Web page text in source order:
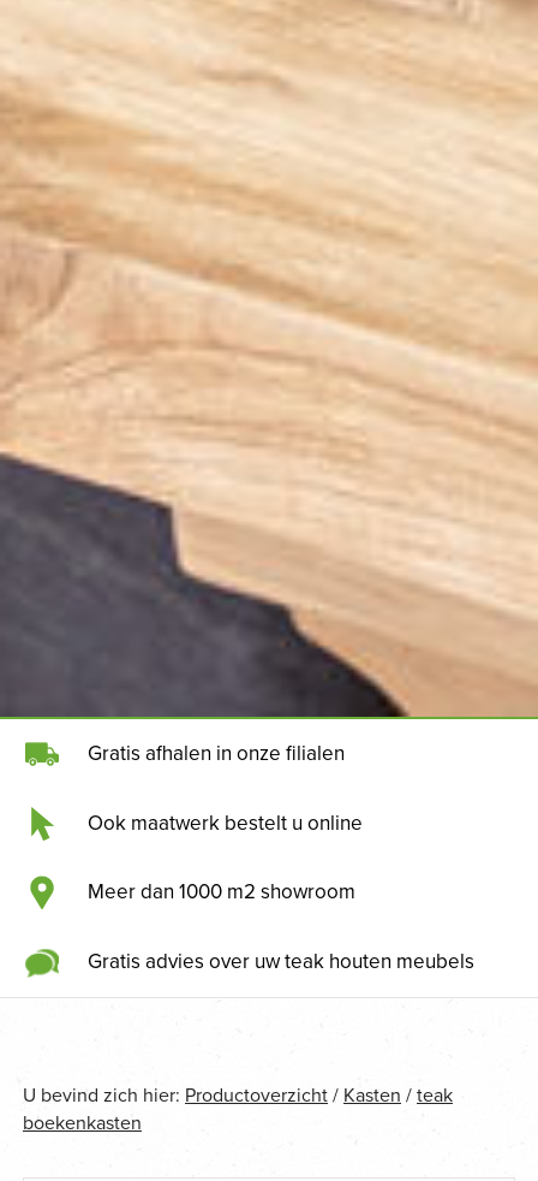
Gratis afhalen in onze filialen
Ook maatwerk bestelt u online
Meer dan 1000 m2 showroom
Gratis advies over uw teak houten meubels
U bevind zich hier: Productoverzicht / Kasten / teak
boekenkasten